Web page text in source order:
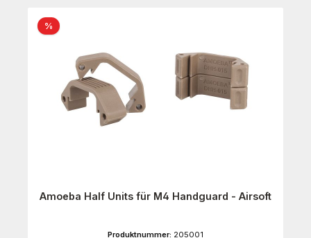
%Rabatt
Amoeba Half Units für M4 Handguard - Airsoft
Produktnummer: 205001